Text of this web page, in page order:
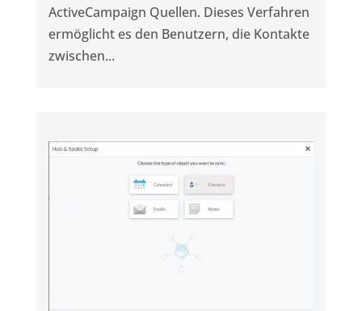
ActiveCampaign Quellen. Dieses Verfahren
ermöglicht es den Benutzern, die Kontakte
zwischen...